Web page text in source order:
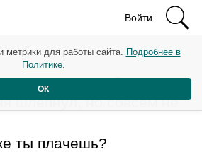
Войти
ты плачешь?
шлёпнул, но совсем не
ты плачешь?
метрики для работы сайта. Подробнее в
Политике.
ОК